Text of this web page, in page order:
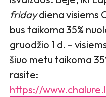
fridaydiena visiems
bus taikoma 35%
gruodžio 1 d. –
šiuo metu taikoma
rasite:
https://